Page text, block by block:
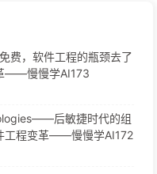
费，软件工程的瓶颈去了
——慢慢学AI173
后敏捷时代的组
工程变革——慢慢学AI172